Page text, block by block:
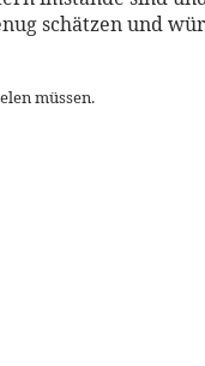
schätzen und
müssen.